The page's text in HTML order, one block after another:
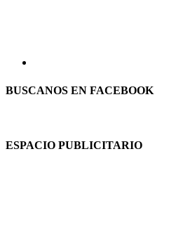
BUSCANOS EN FACEBOOK
ESPACIO PUBLICITARIO